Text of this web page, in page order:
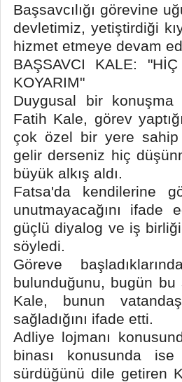
Başsavcılığı görevine
devletimiz, yetiştirdiği
hizmet etmeye devam
BAŞSAVCI KALE:
KOYARIM"
Duygusal bir konuşma
Fatih Kale, görev
çok özel bir yere sahip
gelir derseniz hiç
büyük alkış aldı.
Fatsa'da kendilerine
unutmayacağını ifade
güçlü diyalog ve iş
söyledi.
Göreve
bulunduğunu, bugün bu
Kale, bunun
sağladığını ifade etti.
Adliye lojmanı
binası konusunda ise
sürdüğünü dile getiren